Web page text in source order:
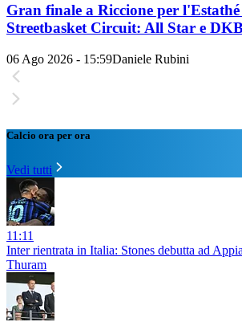
Gran finale a Riccione per
Streetbasket Circuit: All Star e
06 Ago 2026 - 15:59Daniele Rubini
Calcio ora per ora
Vedi tutti
11:11
Inter rientrata in Italia: Stones debutta ad
Thuram